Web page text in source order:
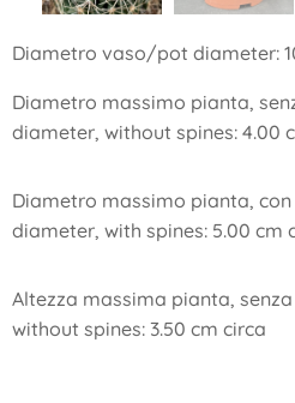
Diametro vaso/pot diameter:
Diametro massimo pianta,
diameter, without spines: 4.00
Diametro massimo pianta,
diameter, with spines: 5.00 cm
Altezza massima pianta,
without spines: 3.50 cm circa